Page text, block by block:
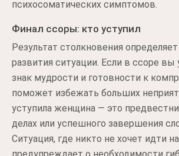
психосоматических симптомов.
Финал ссоры: кто уступил
Результат столкновения
развития ситуации. Если в ссоре вы
знак мудрости и готовности к
поможет избежать больших
уступила женщина — это
делах или успешного завершения
Ситуация, где никто не хочет идти